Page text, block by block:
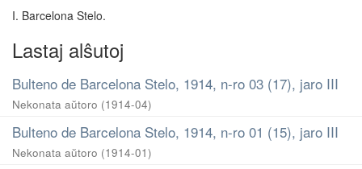
I. Barcelona Stelo.
Lastaj alŝutoj
Bulteno de Barcelona Stelo, 1914, n-ro 03 (17), jaro III
Nekonata aŭtoro (1914-04)
Bulteno de Barcelona Stelo, 1914, n-ro 01 (15), jaro III
Nekonata aŭtoro (1914-01)